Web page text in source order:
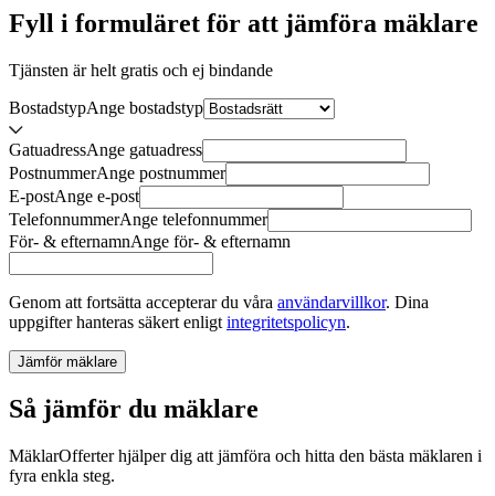
Fyll i formuläret för att jämföra mäklare
Tjänsten är helt gratis och ej bindande
BostadstypAnge bostadstyp
GatuadressAnge gatuadress
PostnummerAnge postnummer
E-postAnge e-post
TelefonnummerAnge telefonnummer
För- & efternamnAnge för- & efternamn
Genom att fortsätta accepterar du våra användarvillkor. Dina
uppgifter hanteras säkert enligt integritetspolicyn.
Jämför mäklare
Så jämför du mäklare
MäklarOfferter hjälper dig att jämföra och hitta den bästa mäklaren i
fyra enkla steg.